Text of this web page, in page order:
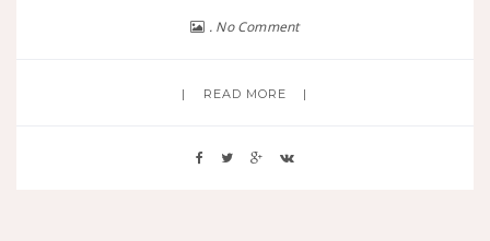
No Comment
READ MORE